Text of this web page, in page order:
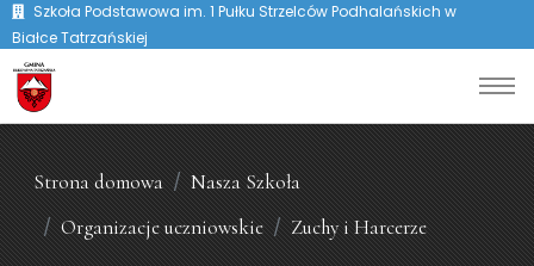
Szkoła Podstawowa im. 1 Pułku Strzelców Podhalańskich w
Białce Tatrzańskiej
Strona domowa
Nasza Szkoła
Organizacje uczniowskie
Zuchy i Harcerze